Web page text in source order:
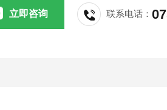
立即咨询 联系电话：